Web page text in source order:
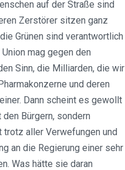
auf der Straße sind
Zerstörer sitzen ganz
Grünen sind verantwortlich
mag gegen den
Sinn, die Milliarden, die wir
und deren
Dann scheint es gewollt
Bürgern, sondern
aller Verwefungen und
an die Regierung einer sehr
Was hätte sie daran